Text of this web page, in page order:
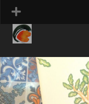
PANIER
COMMANDE